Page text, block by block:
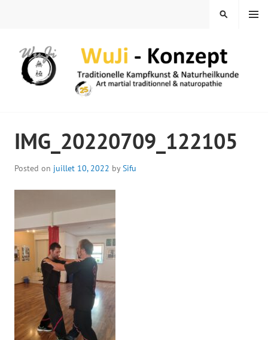
MENU
SEARCH
IMG_20220709_122105
Posted on juillet 10, 2022 bySifu